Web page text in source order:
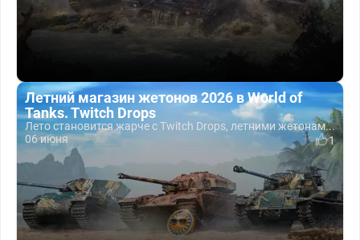
Летний магазин жетонов 2026 в World of
Tanks. Twitch Drops
Лето становится жарче с Twitch Drops, летними жетонам...
06 июня
1